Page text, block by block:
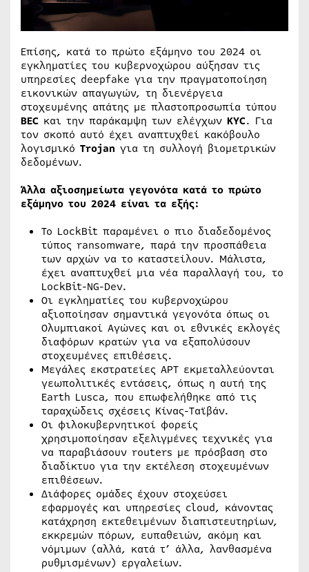
Επίσης, κατά το πρώτο εξάμηνο του 2024 οι
εγκληματίες του κυβερνοχώρου αύξησαν τις
υπηρεσίες deepfake για την πραγματοποίηση
εικονικών απαγωγών, τη διενέργεια
στοχευμένης απάτης με πλαστοπροσωπία τύπου
BEC και την παράκαμψη των ελέγχων KYC. Για
τον σκοπό αυτό έχει αναπτυχθεί κακόβουλο
λογισμικό Trojan για τη συλλογή βιομετρικών
δεδομένων.
Άλλα αξιοσημείωτα γεγονότα κατά το πρώτο
εξάμηνο του 2024 είναι τα εξής:
Το LockBit παραμένει ο πιο διαδεδομένος
τύπος ransomware, παρά την προσπάθεια
των αρχών να το καταστείλουν. Μάλιστα,
έχει αναπτυχθεί μια νέα παραλλαγή του, το
LockBit-NG-Dev.
Οι εγκληματίες του κυβερνοχώρου
αξιοποίησαν σημαντικά γεγονότα όπως οι
Ολυμπιακοί Αγώνες και οι εθνικές εκλογές
διαφόρων κρατών για να εξαπολύσουν
στοχευμένες επιθέσεις.
Μεγάλες εκστρατείες APT εκμεταλλεύονται
γεωπολιτικές εντάσεις, όπως η αυτή της
Earth Lusca, που επωφελήθηκε από τις
ταραχώδεις σχέσεις Κίνας-Ταϊβάν.
Οι φιλοκυβερνητικοί φορείς
χρησιμοποίησαν εξελιγμένες τεχνικές για
να παραβιάσουν routers με πρόσβαση στο
διαδίκτυο για την εκτέλεση στοχευμένων
επιθέσεων.
Διάφορες ομάδες έχουν στοχεύσει
εφαρμογές και υπηρεσίες cloud, κάνοντας
κατάχρηση εκτεθειμένων διαπιστευτηρίων,
εκκρεμών πόρων, ευπαθειών, ακόμη και
νόμιμων (αλλά, κατά τ’ άλλα, λανθασμένα
ρυθμισμένων) εργαλείων.